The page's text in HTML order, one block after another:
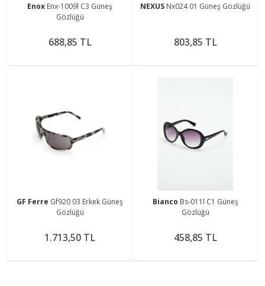
Enox Enx-1009l C3 Güneş
Gözlüğü
688,85 TL
NEXUS Nx024 01 Güneş Gözlüğü
803,85 TL
GF Ferre Gf920 03 Erkek Güneş
Gözlüğü
1.713,50 TL
Bianco Bs-011l C1 Güneş
Gözlüğü
458,85 TL